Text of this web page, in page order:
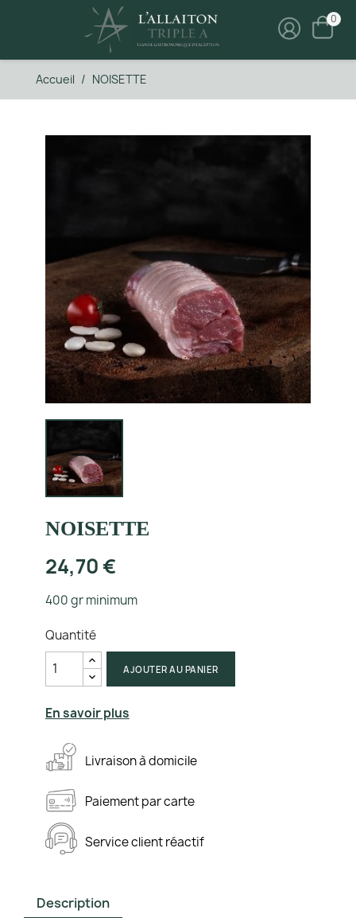
0
Accueil NOISETTE
NOISETTE
24,70 €
400 gr minimum
Quantité
AJOUTER AU PANIER
En savoir plus
Livraisonà domicile
Paiement par carte
Service client réactif
Description